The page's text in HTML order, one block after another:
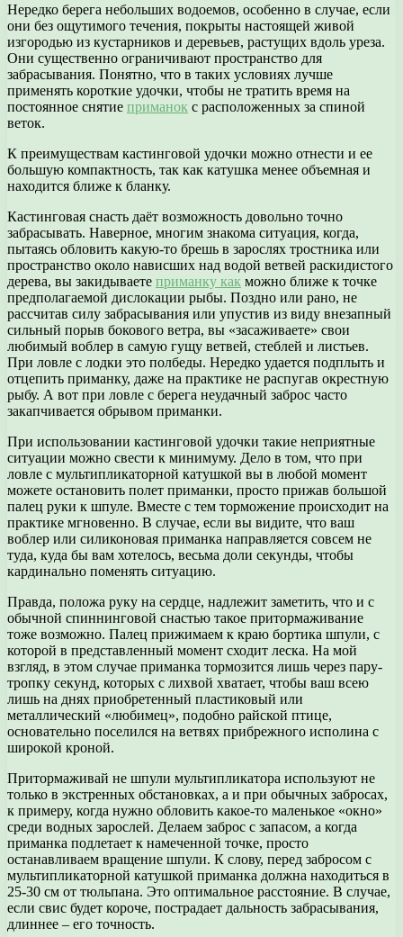
Нередко берега небольших водоемов, особенно в случае, если
они без ощутимого течения, покрыты настоящей живой
изгородью из кустарников и деревьев, растущих вдоль уреза.
Они существенно ограничивают пространство для
забрасывания. Понятно, что в таких условиях лучше
применять короткие удочки, чтобы не тратить время на
постоянное снятие приманок с расположенных за спиной
веток.
К преимуществам кастинговой удочки можно отнести и ее
большую компактность, так как катушка менее объемная и
находится ближе к бланку.
Кастинговая снасть даёт возможность довольно точно
забрасывать. Наверное, многим знакома ситуация, когда,
пытаясь обловить какую-то брешь в зарослях тростника или
пространство около нависших над водой ветвей раскидистого
дерева, вы закидываете приманку как можно ближе к точке
предполагаемой дислокации рыбы. Поздно или рано, не
рассчитав силу забрасывания или упустив из виду внезапный
сильный порыв бокового ветра, вы «засаживаете» свои
любимый воблер в самую гущу ветвей, стеблей и листьев.
При ловле с лодки это полбеды. Нередко удается подплыть и
отцепить приманку, даже на практике не распугав окрестную
рыбу. А вот при ловле с берега неудачный заброс часто
закапчивается обрывом приманки.
При использовании кастинговой удочки такие неприятные
ситуации можно свести к минимуму. Дело в том, что при
ловле с мультипликаторной катушкой вы в любой момент
можете остановить полет приманки, просто прижав большой
палец руки к шпуле. Вместе с тем торможение происходит на
практике мгновенно. В случае, если вы видите, что ваш
воблер или силиконовая приманка направляется совсем не
туда, куда бы вам хотелось, весьма доли секунды, чтобы
кардинально поменять ситуацию.
Правда, положа руку на сердце, надлежит заметить, что и с
обычной спиннинговой снастью такое притормаживание
тоже возможно. Палец прижимаем к краю бортика шпули, с
которой в представленный момент сходит леска. На мой
взгляд, в этом случае приманка тормозится лишь через пару-
тропку секунд, которых с лихвой хватает, чтобы ваш всею
лишь на днях приобретенный пластиковый или
металлический «любимец», подобно райской птице,
основательно поселился на ветвях прибрежного исполина с
широкой кроной.
Притормаживай не шпули мультипликатора используют не
только в экстренных обстановках, а и при обычных забросах,
к примеру, когда нужно обловить какое-то маленькое «окно»
среди водных зарослей. Делаем заброс с запасом, а когда
приманка подлетает к намеченной точке, просто
останавливаем вращение шпули. К слову, перед забросом с
мультипликаторной катушкой приманка должна находиться в
25-30 см от тюльпана. Это оптимальное расстояние. В случае,
если свис будет короче, пострадает дальность забрасывания,
длиннее – его точность.